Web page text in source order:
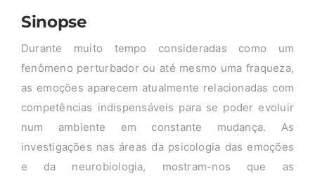
Sinopse
Durante muito tempo consideradas como um
fenômeno perturbador ou até mesmo uma fraqueza,
as emoções aparecem atualmente relacionadas com
competências indispensáveis para se poder evoluir
num ambiente em constante mudança. As
investigações nas áreas da psicologia das emoções
e da neurobiologia, mostram-nos que as